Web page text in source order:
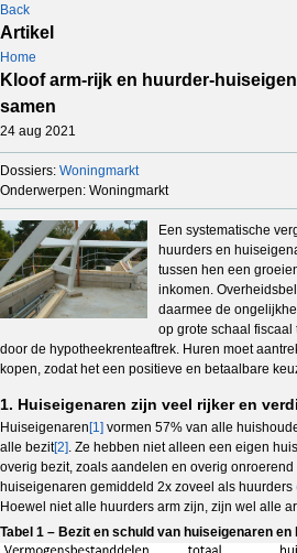
Back
Artikel
Home
Kloof arm-rijk en huurder-
samen
24 aug 2021
Dossiers: Woningmarkt
Onderwerpen: Woningmarkt
Een systematische
huurders en
tussen hen een
inkomen.
daarmee de
op grote schaal
door de hypotheekrenteaftrek. Huren moet
kopen, zodat het een positieve en betaalbare
1. Huiseigenaren zijn veel rijker en
Huiseigenaren [1] vormen 57% van alle
alle bezit[2]. Ze hebben niet alleen een eigen
overig bezit, zoals aandelen en overig
huiseigenaren gemiddeld 2x zoveel als huurders
Hoewel niet alle huurders arm zijn, zijn wel alle
Tabel 1 – Bezit en schuld van huiseigenaren en